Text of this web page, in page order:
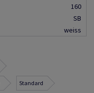
160
SB
weiss
Standard